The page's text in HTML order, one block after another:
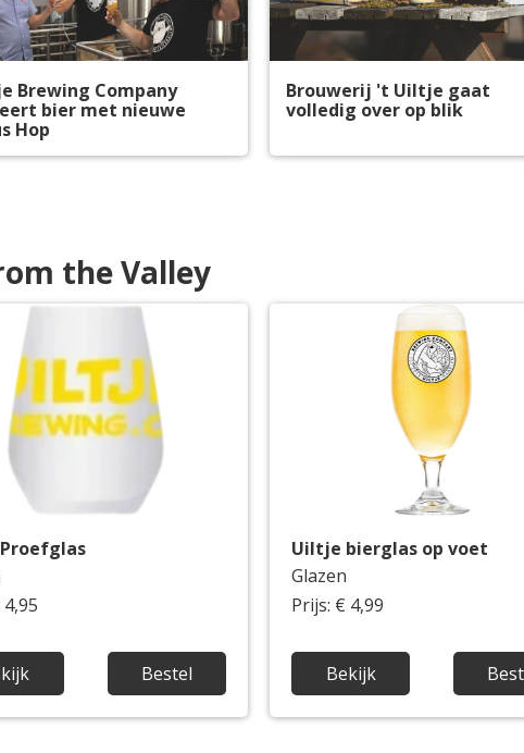
Brewing Company
bier met nieuwe
Hop
Brouwerij 't Uiltje gaat
volledig over op blik
the Valley
Bestel
Uiltje bierglas op voet
Glazen
Prijs: € 4,99
Bekijk